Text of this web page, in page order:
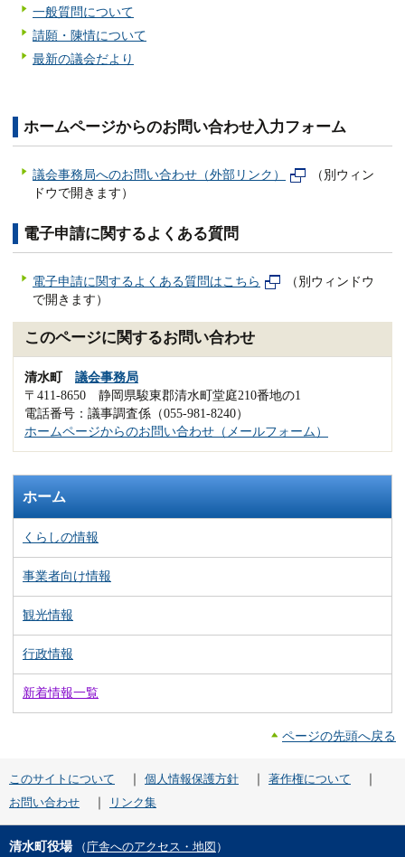
一般質問について
請願・陳情について
最新の議会だより
ホームページからのお問い合わせ入力フォーム
議会事務局へのお問い合わせ（外部リンク）
（別ウィン
ドウで開きます）
電子申請に関するよくある質問
電子申請に関するよくある質問はこちら
（別ウィンドウ
で開きます）
このページに関するお問い合わせ
清水町 議会事務局
〒411-8650 静岡県駿東郡清水町堂庭210番地の1
電話番号：議事調査係（055-981-8240）
ホームページからのお問い合わせ（メールフォーム）
ホーム
くらしの情報
事業者向け情報
観光情報
行政情報
新着情報一覧
ページの先頭へ戻る
このサイトについて｜ 個人情報保護方針｜ 著作権について｜
お問い合わせ｜ リンク集
清水町役場（庁舎へのアクセス・地図 ）